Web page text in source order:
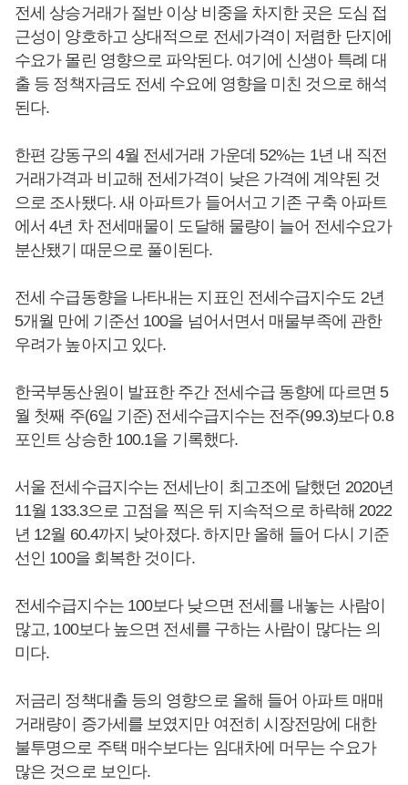
전세 상승거래가 절반 이상 비중을 차지한 곳은 도심 접
근성이 양호하고 상대적으로 전세가격이 저렴한 단지에
수요가 몰린 영향으로 파악된다. 여기에 신생아 특례 대
출 등 정책자금도 전세 수요에 영향을 미친 것으로 해석
된다.
한편 강동구의 4월 전세거래 가운데 52%는 1년 내 직전
거래가격과 비교해 전세가격이 낮은 가격에 계약된 것
으로 조사됐다. 새 아파트가 들어서고 기존 구축 아파트
에서 4년 차 전세매물이 도달해 물량이 늘어 전세수요가
분산됐기 때문으로 풀이된다.
전세 수급동향을 나타내는 지표인 전세수급지수도 2년
5개월 만에 기준선 100을 넘어서면서 매물부족에 관한
우려가 높아지고 있다.
한국부동산원이 발표한 주간 전세수급 동향에 따르면 5
월 첫째 주(6일 기준) 전세수급지수는 전주(99.3)보다 0.8
포인트 상승한 100.1을 기록했다.
서울 전세수급지수는 전세난이 최고조에 달했던 2020년
11월 133.3으로 고점을 찍은 뒤 지속적으로 하락해 2022
년 12월 60.4까지 낮아졌다. 하지만 올해 들어 다시 기준
선인 100을 회복한 것이다.
전세수급지수는 100보다 낮으면 전세를 내놓는 사람이
많고, 100보다 높으면 전세를 구하는 사람이 많다는 의
미다.
저금리 정책대출 등의 영향으로 올해 들어 아파트 매매
거래량이 증가세를 보였지만 여전히 시장전망에 대한
불투명으로 주택 매수보다는 임대차에 머무는 수요가
많은 것으로 보인다.